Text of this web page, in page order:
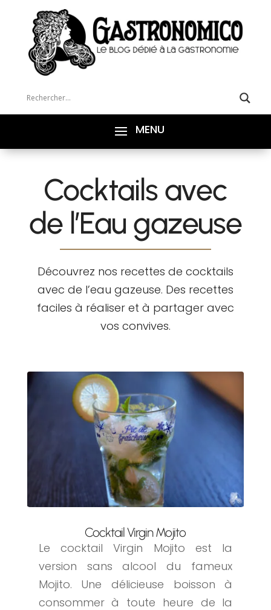
Cocktails avec
de l’Eau gazeuse
Découvrez nos recettes de cocktails
avec de l’eau gazeuse. Des recettes
faciles à réaliser et à partager avec
vos convives.
Cocktail Virgin Mojito
Le cocktail Virgin Mojito est la
version sans alcool du fameux
Mojito. Une délicieuse boisson à
consommer à toute heure de la